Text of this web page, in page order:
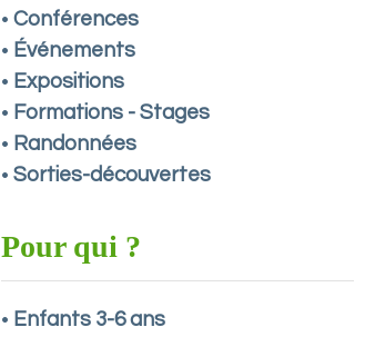
•Conférences
• Événements
• Expositions
• Formations - Stages
• Randonnées
•Sorties-découvertes
Pour qui ?
• Enfants 3-6 ans